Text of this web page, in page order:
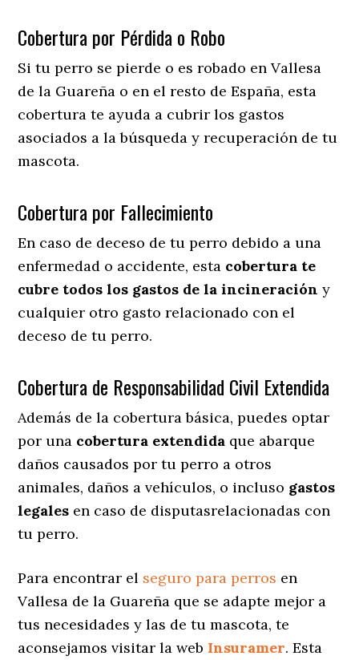
Cobertura por Pérdida o Robo
Si tu perro se pierde o es robado en Vallesa
de la Guareña o en el resto de España, esta
cobertura te ayuda a cubrir los gastos
asociados a la búsqueda y recuperación de tu
mascota.
Cobertura por Fallecimiento
En caso de deceso de tu perro debido a una
enfermedad o accidente, esta cobertura te
cubre todos los gastos de la incineración y
cualquier otro gasto relacionado con el
deceso de tu perro.
Cobertura de Responsabilidad Civil Extendida
Además de la cobertura básica, puedes optar
por una cobertura extendida que abarque
daños causados por tu perro a otros
animales, daños a vehículos, o incluso gastos
legales en caso de disputasrelacionadas con
tu perro.
Para encontrar el seguro para perros en
Vallesa de la Guareña que se adapte mejor a
tus necesidades y las de tu mascota, te
aconsejamos visitar la web Insuramer. Esta